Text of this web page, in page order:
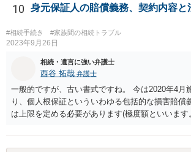
益がないと考えている可能性もあると思いますの
めて、弁護士見解を確認等するためによく打ち合
います。単に面倒臭いということで書面提出をし
れば、当該弁護士との委任関係を修了した上で、
10 身元保証人の賠償義務、契約内容と
#相続手続き #家族間の相続トラブル
2023年9月26日
相続・遺言に強い弁護士
西谷 拓哉 弁護士
一般的ですが、古い書式ですね。 今は2020年4月
り、個人根保証といういわゆる包括的な損害賠償
は上限を定める必要があります(極度額といいます
り、会社側は請求できない可能性が高そうです。